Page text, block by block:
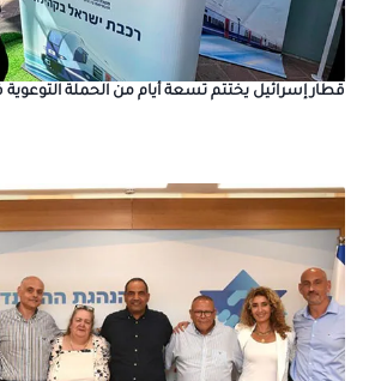
قطار إسرائيل يختتم تسعة أيام من الحملة